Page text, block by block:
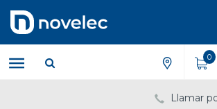
contenido
menú
de
navegación
0
Llamar